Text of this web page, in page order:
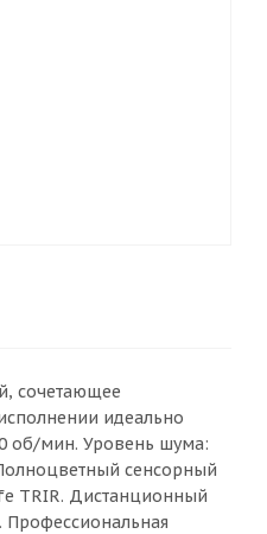
сочетающее
идеально
об/мин. Уровень шума:
сенсорный
TRIR. Дистанционный